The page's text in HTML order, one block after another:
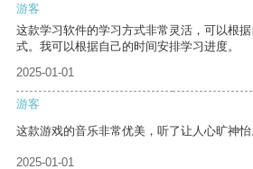
游客
这款学习软件的学习方式非常灵活，可以根
式。我可以根据自己的时间安排学习进度。
2025-01-01
游客
这款游戏的音乐非常优美，听了让人心旷神怡
2025-01-01